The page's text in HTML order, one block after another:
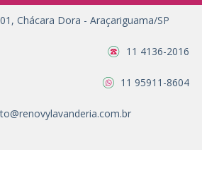
Chácara Dora - Araçariguama/SP
11 4136-2016
11 95911-8604